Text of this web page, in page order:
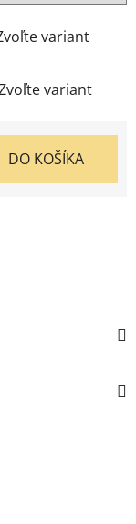
variant
variant
DO KOŠÍKA